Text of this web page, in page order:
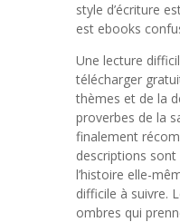
style d’écriture
est ebooks
Une lecture
télécharger
thèmes et de la
proverbes de la
finalement
descriptions
l’histoire elle-
difficile à suivre.
ombres qui